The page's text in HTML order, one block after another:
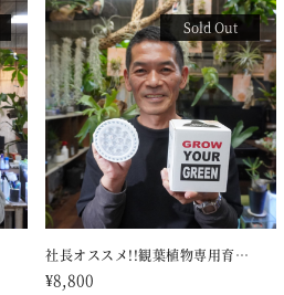
Sold Out
社長オススメ!!観葉植物専用育…
¥8,800